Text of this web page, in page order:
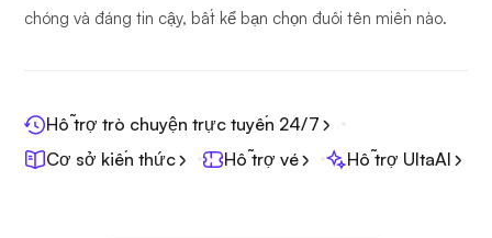
chóng và đáng tin cậy, bất kể bạn chọn đuôi tên miền nào.
Hỗ trợ trò chuyện trực tuyến 24/7
Cơ sở kiến thức
Hỗ trợ vé Hỗ trợ UltaAI